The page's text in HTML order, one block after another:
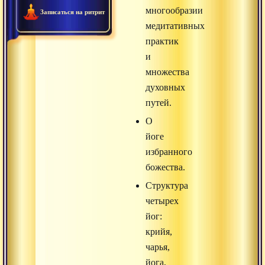
Записаться на ритрит
многообразии
медитативных
практик
и
множества
духовных
путей.
О
йоге
избранного
божества.
Структура
четырех
йог:
крийя,
чарья,
йога,